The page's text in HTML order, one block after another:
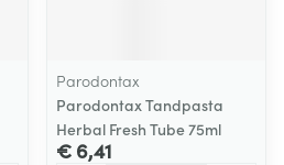
Parodontax
Parodontax Tandpasta
Herbal Fresh Tube 75ml
€ 6,41